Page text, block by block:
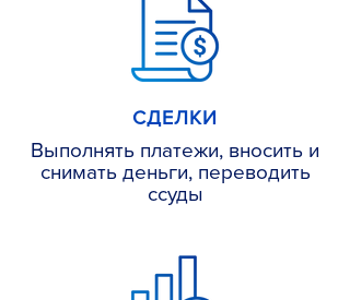
СДЕЛКИ
Выполнять платежи, вносить и
снимать деньги, переводить
ссуды